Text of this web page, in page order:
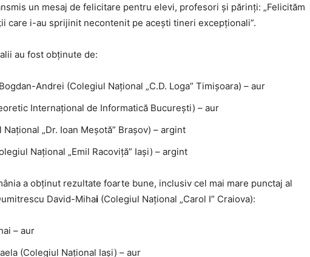
un mesaj de felicitare pentru elevi, profesori și părinți: „Felicităm
care i-au sprijinit necontenit pe acești tineri excepționali”.
au fost obținute de:
Andrei (Colegiul Național „C.D. Loga” Timișoara) – aur
Internațional de Informatică București) – aur
„Dr. Ioan Meșotă” Brașov) – argint
Național „Emil Racoviță” Iași) – argint
a obținut rezultate foarte bune, inclusiv cel mai mare punctaj al
David-Mihai (Colegiul Național „Carol I” Craiova):
– aur
(Colegiul Național Iași) – aur